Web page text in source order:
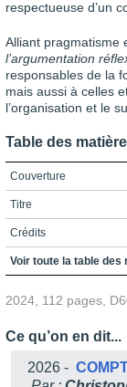
respectueuse d’un
Alliant pragmatisme
l’argumentation
responsables de la
mais aussi à celles
l’organisation et le
Table des
Couverture
Titre
Crédits
Table des matières
Introduction
Les origines de
Voir toute la table des
2024, 112 pages,
Ce qu’on en dit...
2026 -